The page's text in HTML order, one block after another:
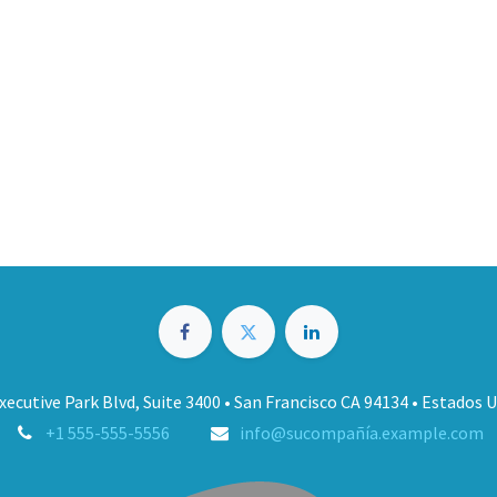
Park Blvd, Suite 3400 • San Francisco CA 94134 • Estados
+1 555-555-5556
info@sucompañía.example.com